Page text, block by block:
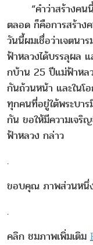
“คำว่าสร้างคนนี้
ตลอด ก็คือการสร้าง
วันนี้ผมเชื่อว่าเจตน
ฟ้าหลวงได้บรรลุผล
กบ้าน 25 ปีแม่ฟ้าหล
กันถ้วนหน้า และในโ
ทุกคนที่อยู่ใต้พระบาร
กัน ขอให้มีความเจริ
ฟ้าหลวง กล่าว
.
ขอบคุณ ภาพส่วนหนึ่
.
คลิก ชมภาพเพิ่มเติม